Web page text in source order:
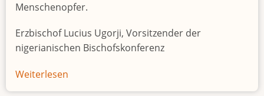
Menschenopfer.
Erzbischof Lucius Ugorji, Vorsitzender der
nigerianischen Bischofskonferenz
Weiterlesen
Jugendarbeitslosigkeit